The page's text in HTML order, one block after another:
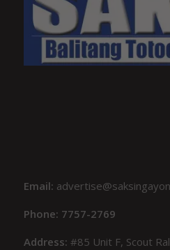
Email:
Phone: 7757-2769
Address:#85 Unit F, Scout